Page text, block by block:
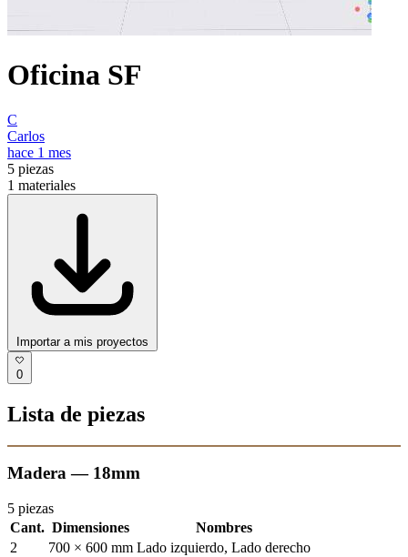
Oficina SF
C
Carlos
hace 1 mes
5 piezas
1 materiales
Importar a mis proyectos
0
Lista de piezas
Madera — 18mm
5 piezas
Cant. Dimensiones
Nombres
2
700 × 600 mm Lado izquierdo, Lado derecho